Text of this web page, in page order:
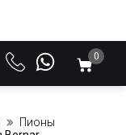
0
Пионы